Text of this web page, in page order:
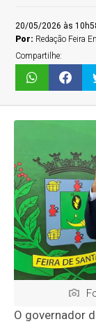
20/05/2026 às
Por: Redação Feira
Compartilhe:
O governador